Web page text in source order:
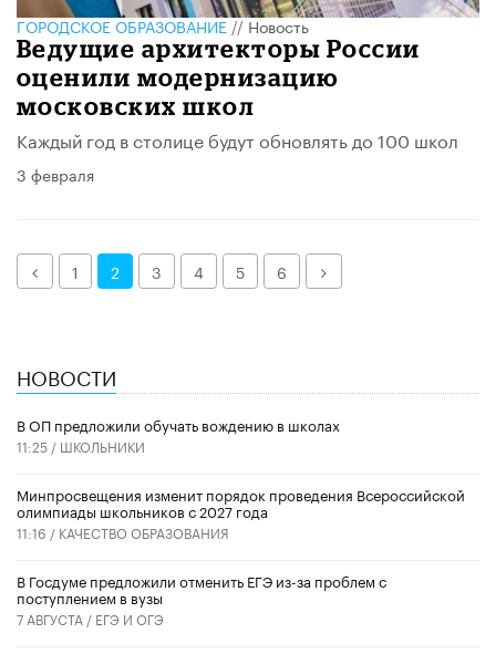
ГОРОДСКОЕ ОБРАЗОВАНИЕ//Новость
Ведущие архитекторы России
оценили модернизацию
московских школ
Каждый год в столице будут обновлять до 100 школ
3 февраля
Назад1 2 3 4 5 6 Далее
НОВОСТИ
В ОП предложили обучать вождению в школах
11:25 / ШКОЛЬНИКИ
Минпросвещения изменит порядок проведения Всероссийской
олимпиады школьников с 2027 года
11:16 / КАЧЕСТВО ОБРАЗОВАНИЯ
В Госдуме предложили отменить ЕГЭ из-за проблем с
поступлением в вузы
7 АВГУСТА / ЕГЭ И ОГЭ